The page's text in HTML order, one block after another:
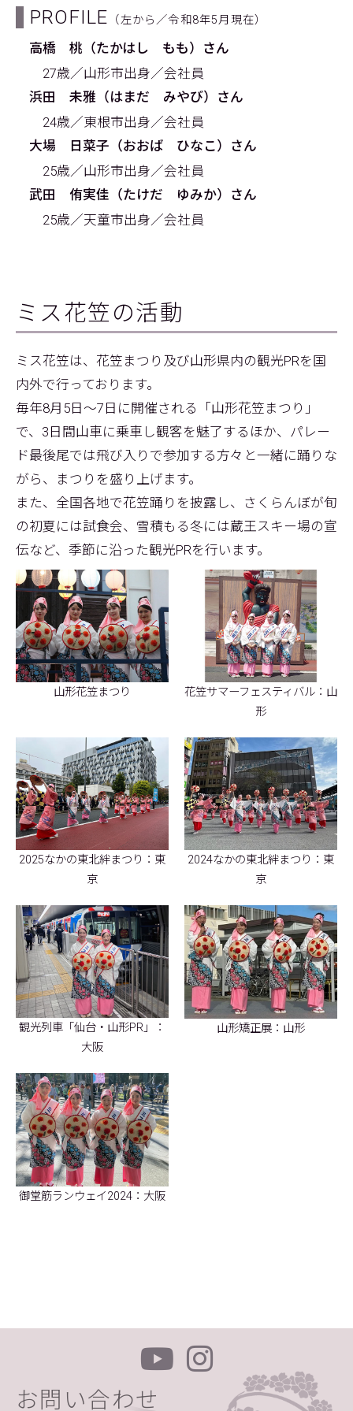
PROFILE （左から／令和8年5月現在）
高橋 桃（たかはし もも）さん
27歳／山形市出身／会社員
浜田 未雅（はまだ みやび）さん
24歳／東根市出身／会社員
大場 日菜子（おおば ひなこ）さん
25歳／山形市出身／会社員
武田 侑実佳（たけだ ゆみか）さん
25歳／天童市出身／会社員
ミス花笠の活動
ミス花笠は、花笠まつり及び山形県内の観光PRを国
内外で行っております。
毎年8月5日～7日に開催される「山形花笠まつり」
で、3日間山車に乗車し観客を魅了するほか、パレー
ド最後尾では飛び入りで参加する方々と一緒に踊りな
がら、まつりを盛り上げます。
また、全国各地で花笠踊りを披露し、さくらんぼが旬
の初夏には試食会、雪積もる冬には蔵王スキー場の宣
伝など、季節に沿った観光PRを行います。
山形花笠まつり
花笠サマーフェスティバル：山
形
2025なかの東北絆まつり：東
京
2024なかの東北絆まつり：東
京
観光列車「仙台・山形PR」：
大阪
山形矯正展：山形
御堂筋ランウェイ2024：大阪
お問い合わせ